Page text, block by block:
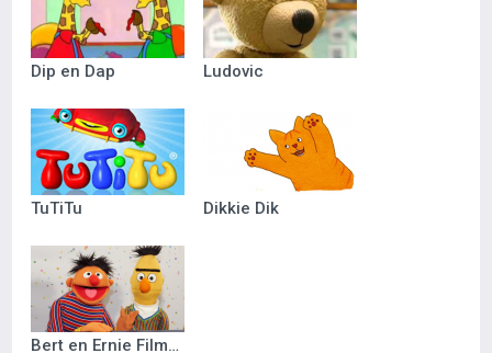
Dip en Dap Ludovic
TuTiTu Dikkie Dik
Bert en Ernie Filmpjes